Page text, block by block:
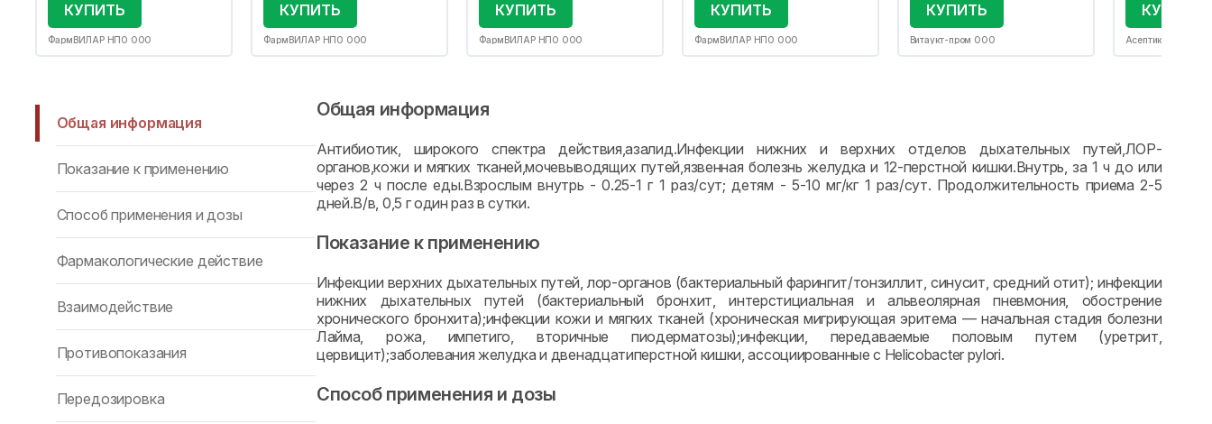
КУПИТЬ
ФармВИЛАР НПО ООО
КУПИТЬ
ФармВИЛАР НПО ООО
КУПИТЬ
ФармВИЛАР НПО ООО
КУПИТЬ
ФармВИЛАР НПО ООО
КУПИТЬ
Витаукт-пром ООО
КУПИТЬ
Асептика М.К.
Общая информация
Показание к применению
Способ применения и дозы
Фармакологические действие
Взаимодействие
Противопоказания
Передозировка
Общая информация
Антибиотик, широкого спектра действия,азалид.Инфекции нижних и верхних отделов дыхательных путей,ЛОР-
органов,кожи и мягких тканей,мочевыводящих путей,язвенная болезнь желудка и 12-перстной кишки.Внутрь, за 1 ч до или
через 2 ч после еды.Взрослым внутрь - 0.25-1 г 1 раз/сут; детям - 5-10 мг/кг 1 раз/сут. Продолжительность приема 2-5
дней.В/в, 0,5 г один раз в сутки.
Показание к применению
Инфекции верхних дыхательных путей, лор-органов (бактериальный фарингит/тонзиллит, синусит, средний отит); инфекции
нижних дыхательных путей (бактериальный бронхит, интерстициальная и альвеолярная пневмония, обострение
хронического бронхита);инфекции кожи и мягких тканей (хроническая мигрирующая эритема — начальная стадия болезни
Лайма, рожа, импетиго, вторичные пиодерматозы);инфекции, передаваемые половым путем (уретрит,
цервицит);заболевания желудка и двенадцатиперстной кишки, ассоциированные с Helicobacter pylori.
Способ применения и дозы